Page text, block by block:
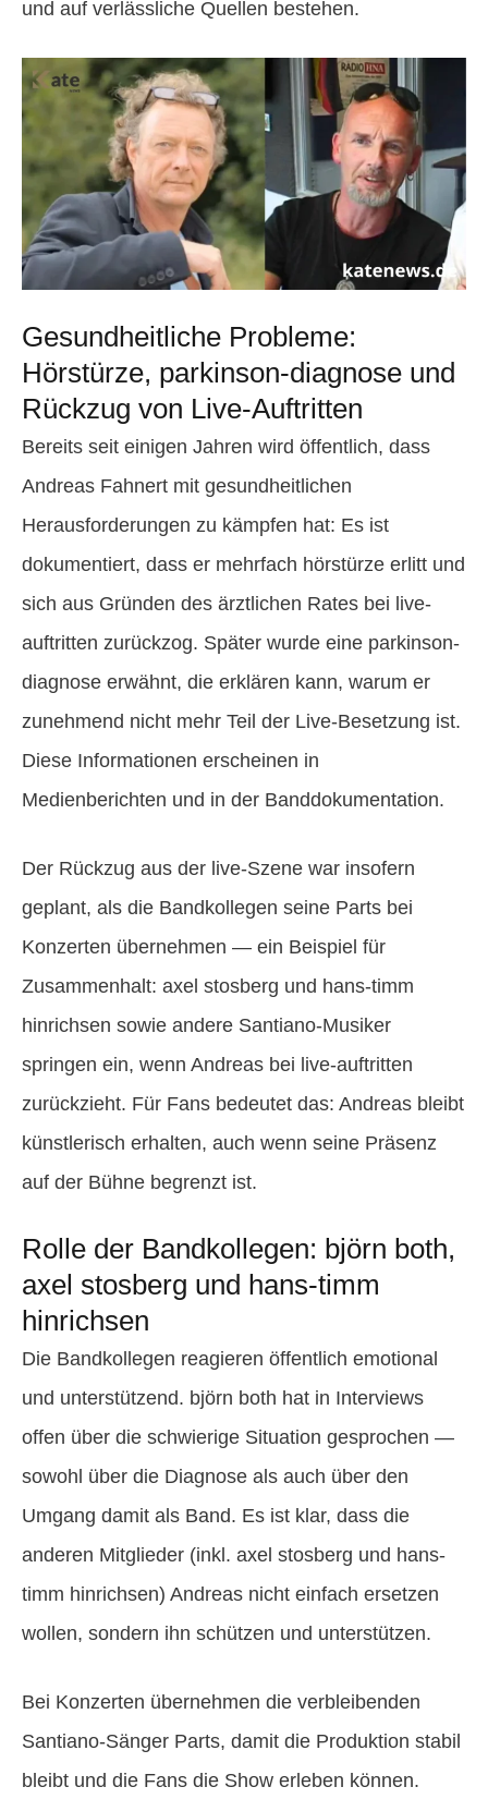
und auf verlässliche Quellen bestehen.
Gesundheitliche Probleme:
Hörstürze, parkinson-diagnose und
Rückzug von Live-Auftritten
Bereits seit einigen Jahren wird öffentlich, dass
Andreas Fahnert mit gesundheitlichen
Herausforderungen zu kämpfen hat: Es ist
dokumentiert, dass er mehrfach hörstürze erlitt und
sich aus Gründen des ärztlichen Rates bei live-
auftritten zurückzog. Später wurde eine parkinson-
diagnose erwähnt, die erklären kann, warum er
zunehmend nicht mehr Teil der Live-Besetzung ist.
Diese Informationen erscheinen in
Medienberichten und in der Banddokumentation.
Der Rückzug aus der live-Szene war insofern
geplant, als die Bandkollegen seine Parts bei
Konzerten übernehmen — ein Beispiel für
Zusammenhalt: axel stosberg und hans-timm
hinrichsen sowie andere Santiano-Musiker
springen ein, wenn Andreas bei live-auftritten
zurückzieht. Für Fans bedeutet das: Andreas bleibt
künstlerisch erhalten, auch wenn seine Präsenz
auf der Bühne begrenzt ist.
Rolle der Bandkollegen: björn both,
axel stosberg und hans-timm
hinrichsen
Die Bandkollegen reagieren öffentlich emotional
und unterstützend. björn both hat in Interviews
offen über die schwierige Situation gesprochen —
sowohl über die Diagnose als auch über den
Umgang damit als Band. Es ist klar, dass die
anderen Mitglieder (inkl. axel stosberg und hans-
timm hinrichsen) Andreas nicht einfach ersetzen
wollen, sondern ihn schützen und unterstützen.
Bei Konzerten übernehmen die verbleibenden
Santiano-Sänger Parts, damit die Produktion stabil
bleibt und die Fans die Show erleben können.